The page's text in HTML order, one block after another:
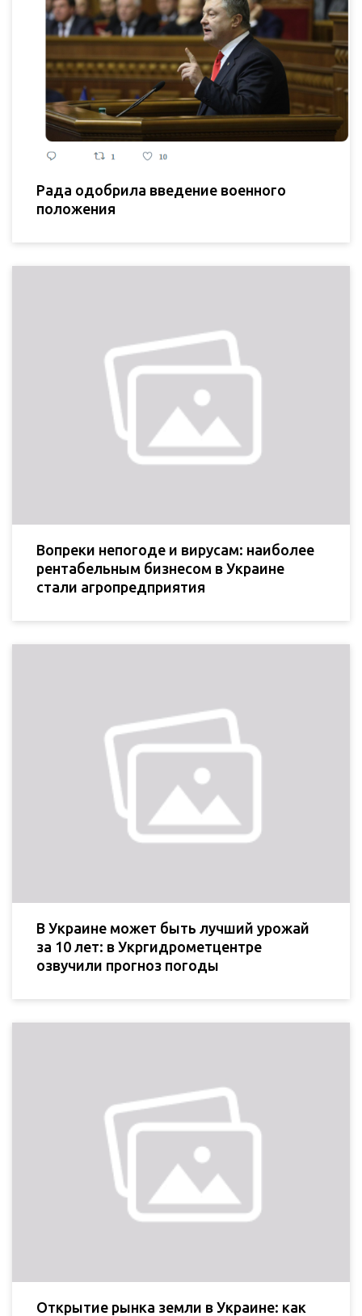
Рада одобрила введение военного
положения
Вопреки непогоде и вирусам: наиболее
рентабельным бизнесом в Украине
стали агропредприятия
В Украине может быть лучший урожай
за 10 лет: в Укргидрометцентре
озвучили прогноз погоды
Открытие рынка земли в Украине: как